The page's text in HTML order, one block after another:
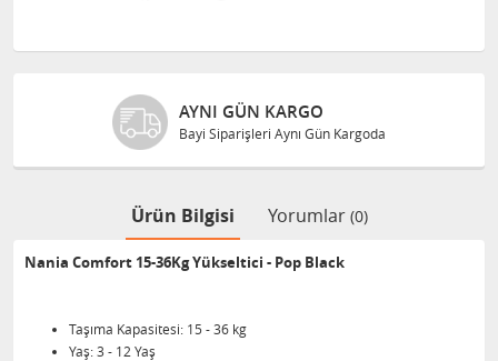
XML ve Dropship de 15
Ürün Bilgisi Yorumlar (0)
Nania Comfort 15-36Kg Yükseltici - Pop Black
Taşıma Kapasitesi: 15 - 36 kg
Yaş: 3 - 12 Yaş